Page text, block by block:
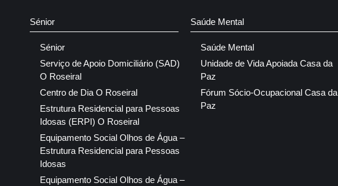
Sénior
Sénior
Serviço de Apoio Domiciliário (SAD)
O Roseiral
Centro de Dia O Roseiral
Estrutura Residencial para Pessoas
Idosas (ERPI) O Roseiral
Equipamento Social Olhos de Água –
Estrutura Residencial para Pessoas
Idosas
Equipamento Social Olhos de Água –
Saúde Mental
Saúde Mental
Unidade de Vida Apoiada Casa da
Paz
Fórum Sócio-Ocupacional Casa da
Paz